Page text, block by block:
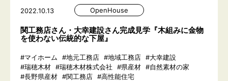
2022.10.13 OpenHouse
関工務店さん・大幸建設さん完成見学『木組みに金物
を使わない伝統的な下屋』
#マイホーム #地元工務店 #地域工務店 #大幸建設
#瑞穂木材 #瑞穂木材株式会社 #県産材 #自然素材の家
#長野県産材 #関工務店 #高性能住宅